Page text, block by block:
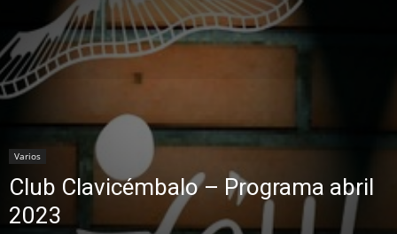
Varios
Club Clavicémbalo – Programa abril
2023